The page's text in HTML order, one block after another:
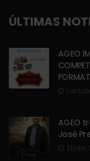
ÚLTIMAS
AGEO
AGEO
José